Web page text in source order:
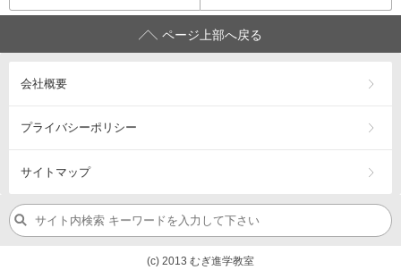
ページ上部へ戻る
会社概要
プライバシーポリシー
サイトマップ
(c) 2013 むぎ進学教室